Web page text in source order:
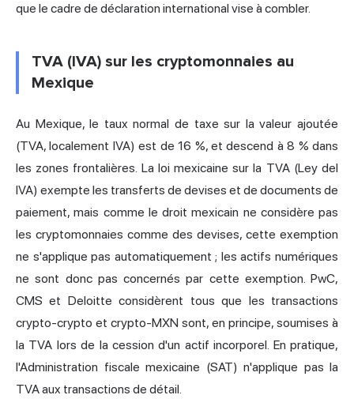
que le cadre de déclaration international vise à combler.
TVA (IVA) sur les cryptomonnaies au
Mexique
Au Mexique, le taux normal de taxe sur la valeur ajoutée
(TVA, localement IVA) est de 16 %, et descend à 8 % dans
les zones frontalières. La loi mexicaine sur la TVA (Ley del
IVA) exempte les transferts de devises et de documents de
paiement, mais comme le droit mexicain ne considère pas
les cryptomonnaies comme des devises, cette exemption
ne s'applique pas automatiquement ; les actifs numériques
ne sont donc pas concernés par cette exemption. PwC,
CMS et Deloitte considèrent tous que les transactions
crypto-crypto et crypto-MXN sont, en principe, soumises à
la TVA lors de la cession d'un actif incorporel. En pratique,
l'Administration fiscale mexicaine (SAT) n'applique pas la
TVA aux transactions de détail.